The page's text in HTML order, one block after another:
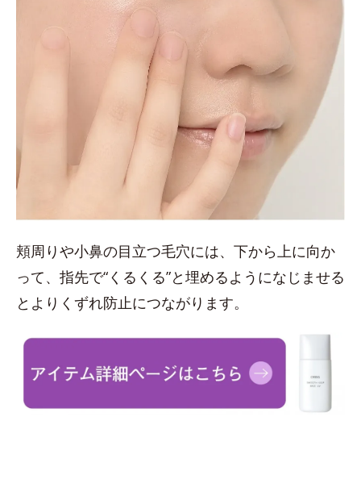
頬周りや小鼻の目立つ毛穴には、下から上に向か
って、指先で“くるくる”と埋めるようになじませる
とよりくずれ防止につながります。